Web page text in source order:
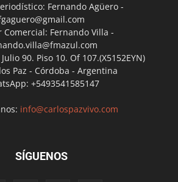
Fernando Agüero -
Comercial: Fernando Villa -
90. Piso 10. Of 107.(X5152EYN)
Paz - Córdoba - Argentina
+5493541585147
info@carlospazvivo.com
SÍGUENOS